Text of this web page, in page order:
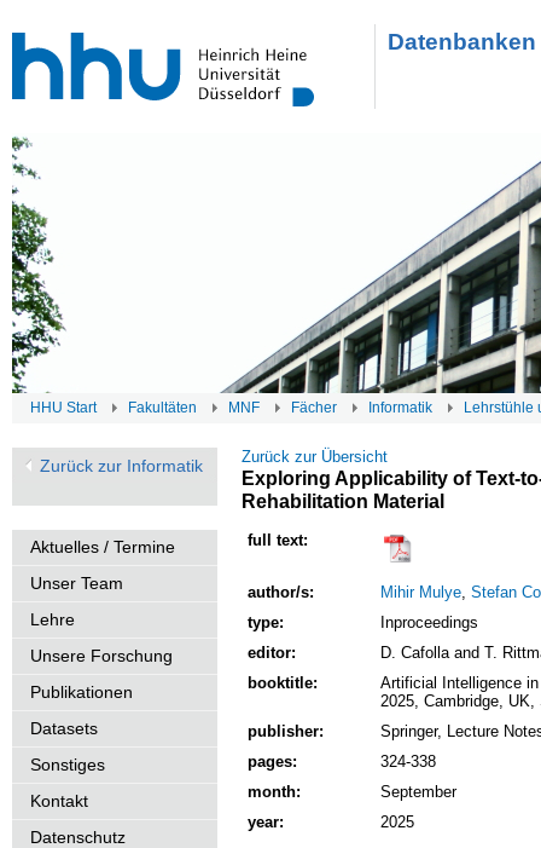
HHU Start Fakultäten MNF Fächer Informatik Lehrstühle
Zurück zur Informatik
Aktuelles / Termine
Unser Team
Lehre
Unsere Forschung
Publikationen
Datasets
Sonstiges
Kontakt
Datenschutz
Zurück zur Übersicht
Exploring Applicability of Text-
Rehabilitation Material
full text:
author/s: Mihir Mulye, Stefan
type:
Inproceedings
editor:
D. Cafolla and T.
booktitle:
Artificial Intelligence
2025, Cambridge,
publisher:
Springer, Lecture
pages:
324-338
month:
September
year:
2025